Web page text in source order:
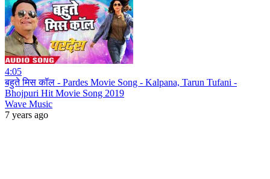
4:05
बहुते मिस कॉल - Pardes Movie Song - Kalpana, Tarun Tufani -
Bhojpuri Hit Movie Song 2019
Wave Music
7 years ago